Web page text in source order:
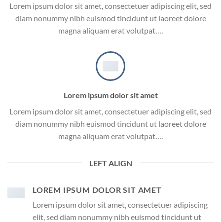
Lorem ipsum dolor sit amet, consectetuer adipiscing elit, sed
diam nonummy nibh euismod tincidunt ut laoreet dolore
magna aliquam erat volutpat….
Lorem ipsum dolor sit amet
Lorem ipsum dolor sit amet, consectetuer adipiscing elit, sed
diam nonummy nibh euismod tincidunt ut laoreet dolore
magna aliquam erat volutpat….
LEFT ALIGN
LOREM IPSUM DOLOR SIT AMET
Lorem ipsum dolor sit amet, consectetuer adipiscing
elit, sed diam nonummy nibh euismod tincidunt ut